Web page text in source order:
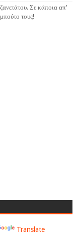
Σε κάποια απ'
τους!
Translate